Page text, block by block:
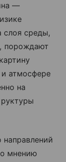
—
слоя среды,
порождают
атмосфере
на
направлений
мнению